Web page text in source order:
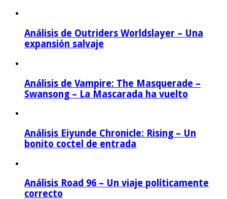
Análisis de Outriders Worldslayer – Una
expansión salvaje
Análisis de Vampire: The Masquerade –
Swansong – La Mascarada ha vuelto
Análisis Eiyunde Chronicle: Rising – Un
bonito coctel de entrada
Análisis Road 96 – Un viaje políticamente
correcto